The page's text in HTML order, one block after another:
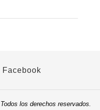
Facebook
los derechos reservados.